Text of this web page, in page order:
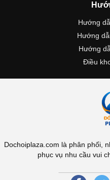
Hướng
Hướng
Hướng
Điều
Dochoiplaza.com là phân phối,
phục vụ nhu cầu vui